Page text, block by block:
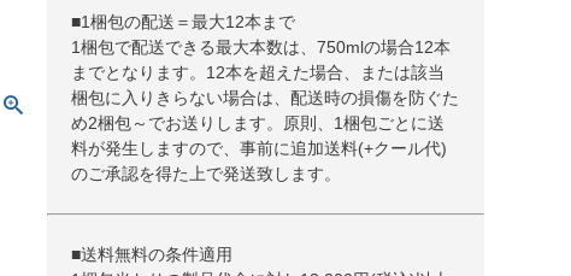
■1梱包の配送＝最大12本まで
1梱包で配送できる最大本数は、750mlの場合12本
までとなります。12本を超えた場合、または該当
梱包に入りきらない場合は、配送時の損傷を防ぐた
め2梱包～でお送りします。原則、1梱包ごとに送
料が発生しますので、事前に追加送料(+クール代)
のご承認を得た上で発送致します。
■送料無料の条件適用